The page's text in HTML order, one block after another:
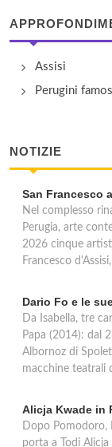
Isola Verde
Le Quattro
Assisi
Perugini
NOTIZIE
San Francesco
Nel complesso
Perugia, arte
2026 cinque
Francesco
Dario Fo e le
Da Isabella, tre
Papa (2014): dal
Albornoz di
macchine teatrali
Alicja Kwade in
Dopo Pomodoro,
porta a Todi